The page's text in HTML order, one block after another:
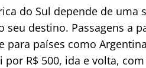
do Sul depende de uma
seu destino. Passagens a
países como
R$ 500, ida e volta,